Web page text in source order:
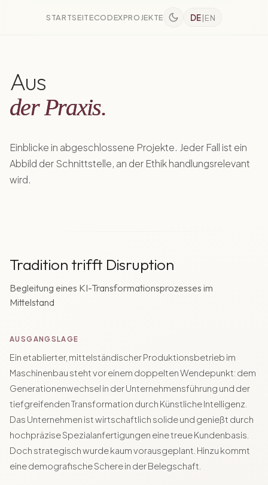
STARTSEITECODEXPROJEKTE DE|EN
Aus
der Praxis.
Einblicke in abgeschlossene Projekte. Jeder Fall ist ein
Abbild der Schnittstelle, an der Ethik handlungsrelevant
wird.
Tradition trifft Disruption
Begleitung eines KI-Transformationsprozesses im
Mittelstand
AUSGANGSLAGE
Ein etablierter, mittelständischer Produktionsbetrieb im
Maschinenbau steht vor einem doppelten Wendepunkt: dem
Generationenwechsel in der Unternehmensführung und der
tiefgreifenden Transformation durch Künstliche Intelligenz.
Das Unternehmen ist wirtschaftlich solide und genießt durch
hochpräzise Spezialanfertigungen eine treue Kundenbasis.
Doch strategisch wurde kaum vorausgeplant. Hinzu kommt
eine demografische Schere in der Belegschaft.